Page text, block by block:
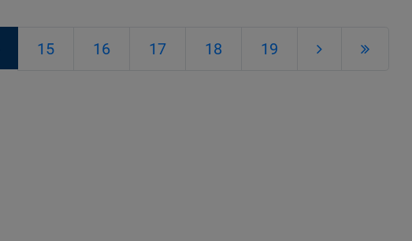
15 16 17 18 19